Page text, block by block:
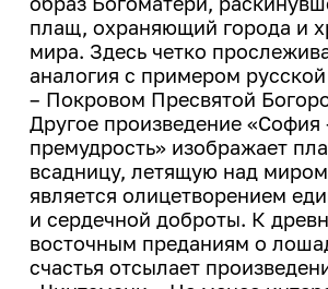
плащ, охраняющий города и
мира. Здесь четко
аналогия с примером
– Покровом Пресвятой
Другое произведение «София
премудрость» изображает
всадницу, летящую над
является олицетворением
и сердечной доброты. К
восточным преданиям о
счастья отсылает